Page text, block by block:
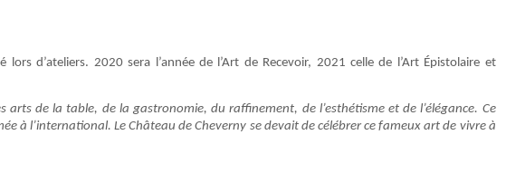
d’ateliers. 2020 sera l’année de l’Art de Recevoir, 2021 celle de l’Art Épistolaire et
arts de la table, de la gastronomie, du raffinement, de l’esthétisme et de l’élégance. Ce
à l’international. Le Château de Cheverny se devait de célébrer ce fameux art de vivre à